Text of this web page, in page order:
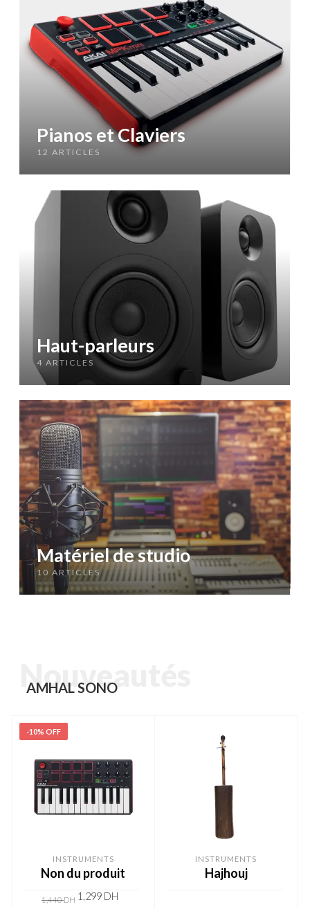
Pianos et Claviers
12 ARTICLES
Haut-parleurs
4 ARTICLES
Matériel de studio
10 ARTICLES
Nouveautés
AMHAL SONO
-10% OFF
INSTRUMENTS
Non du produit
1,440DH 1,299 DH
INSTRUMENTS
Hajhouj